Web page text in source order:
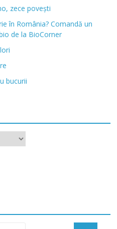
zece povești
în România? Comandă un
de la BioCorner
bucurii